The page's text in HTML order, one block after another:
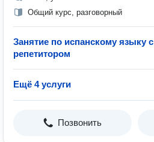
Общий курс, разговорный
Занятие по испанскому языку с
репетитором
Ещё 4 услуги
Позвонить